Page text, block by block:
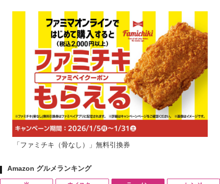
「ファミチキ（骨なし）」無料引換券
Amazon グルメランキング